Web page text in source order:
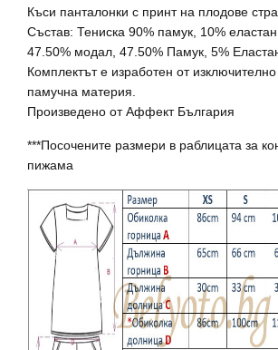
Къси панталонки с принт на плодове
Състав: Тениска 90% памук, 10%
47.50% модал, 47.50% Памук, 5%
Комплектът е изработен от
памучна материя.
Произведено от Аффект България
***Посочените размери в раблицата за
пижама